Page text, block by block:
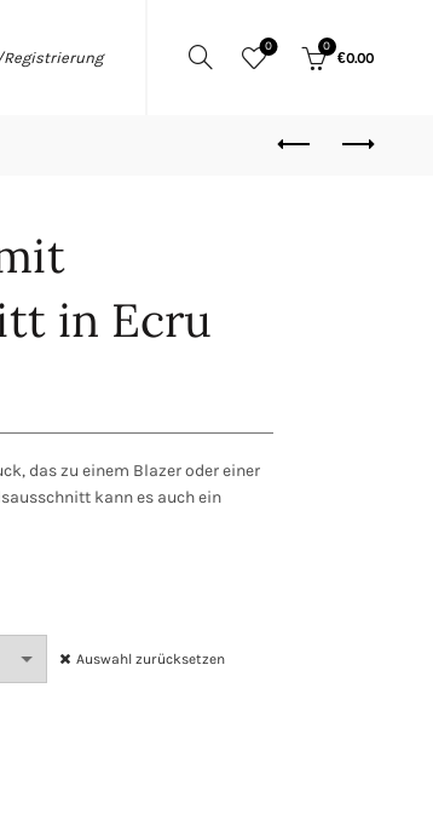
0 0
€0.00
in Ecru
das zu einem Blazer oder einer
kann es auch ein
Auswahl zurücksetzen